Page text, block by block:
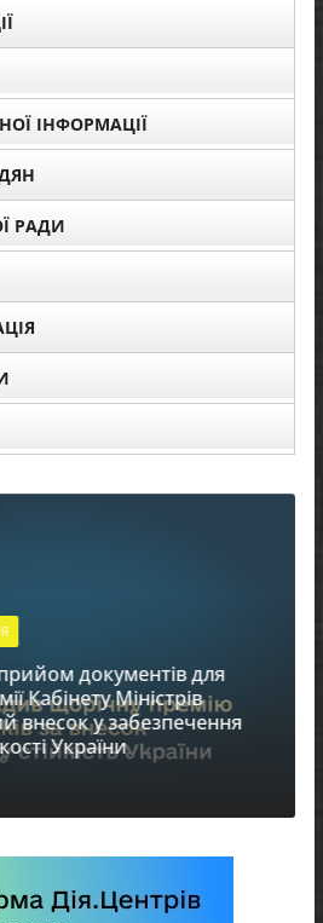
ІНФОРМАЦІЇ
РАДИ
документів для
Кабінету Міністрів
внесок у забезпечення
України